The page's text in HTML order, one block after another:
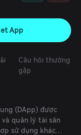
App
Câu hỏi thường
gặp
(DApp) được
quản lý tài sản
sử dụng khác